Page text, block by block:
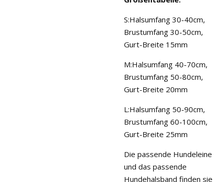
S:Halsumfang 30-40cm,
Brustumfang 30-50cm,
Gurt-Breite 15mm
M:Halsumfang 40-70cm,
Brustumfang 50-80cm,
Gurt-Breite 20mm
L:Halsumfang 50-90cm,
Brustumfang 60-100cm,
Gurt-Breite 25mm
Die passende Hundeleine
und das passende
Hundehalsband finden sie